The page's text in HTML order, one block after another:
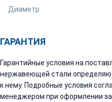
Диаметр
ГАРАНТИЯ
Гарантийные условия на
нержавеющей стали
к нему. Подробные условия
менеджером при оформлении